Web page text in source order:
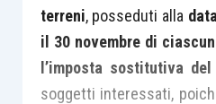
terreni, posseduti alla
il 30 novembre di
l’imposta sostitutiva del
soggetti interessati,